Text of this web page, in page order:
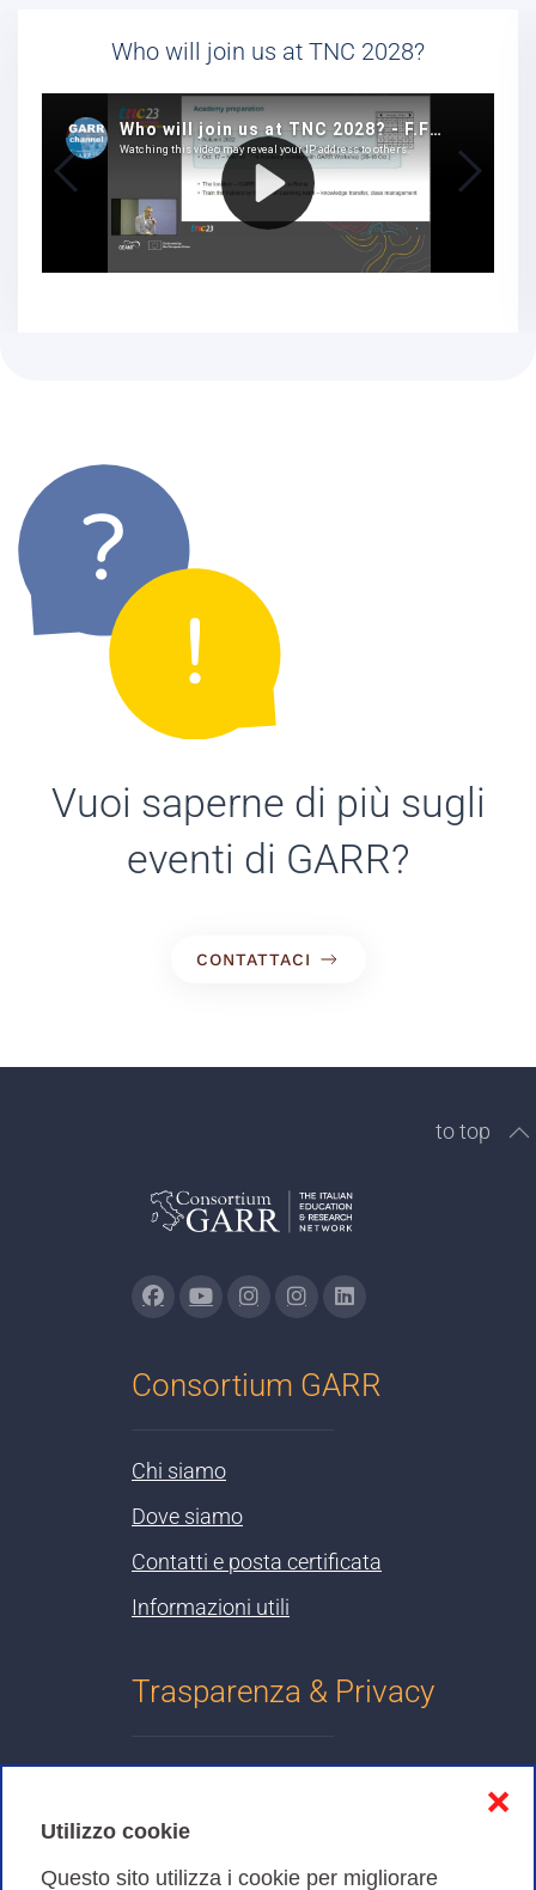
Utilizzo cookie
Questo sito utilizza i cookie per migliorare
❌
Who will join us at TNC 2028?
Vuoi saperne di più sugli
eventi di GARR?
CONTATTACI
to top
Consortium GARR
Chi siamo
Dove siamo
Contatti e posta certificata
Informazioni utili
Trasparenza & Privacy
Cookies Policy
Amministrazione trasparente